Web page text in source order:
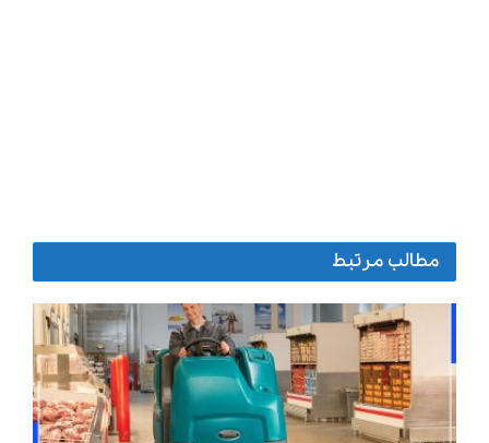
مطالب مرتبط